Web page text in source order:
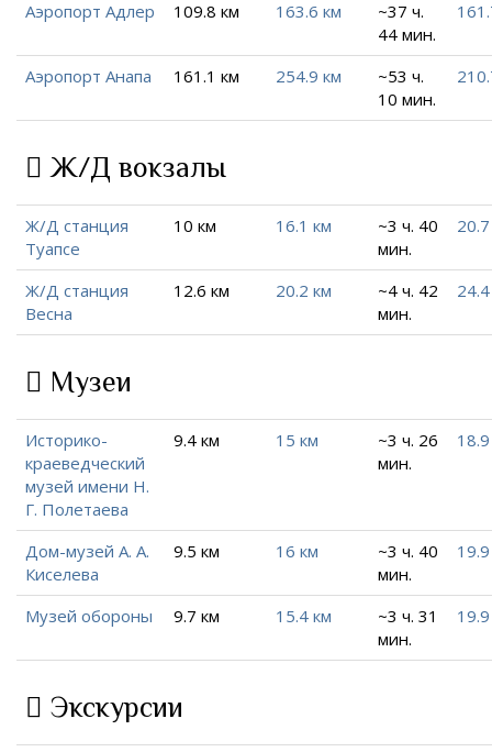
Аэропорт Адлер 109.8 км 163.6 км
~37 ч.
44 мин.
Аэропорт Анапа 161.1 км 254.9 км
~53 ч.
10 мин.
Ж/Д вокзалы
Ж/Д станция
Туапсе
10 км 16.1 км
~3 ч. 40
мин.
Ж/Д станция
Весна
12.6 км 20.2 км
~4 ч. 42
мин.
Музеи
Историко-
краеведческий
музей имени Н.
Г. Полетаева
9.4 км 15 км
~3 ч. 26
мин.
Дом-музей А. А.
Киселева
9.5 км 16 км
~3 ч. 40
мин.
Музей обороны 9.7 км 15.4 км
~3 ч. 31
мин.
Экскурсии